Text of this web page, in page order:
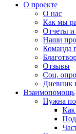
О проекте
О нас
Как мы
Отчеты и
Наши
Команда
Отзывы
Соц.
Дневник
Взаимопомощь
Нужна